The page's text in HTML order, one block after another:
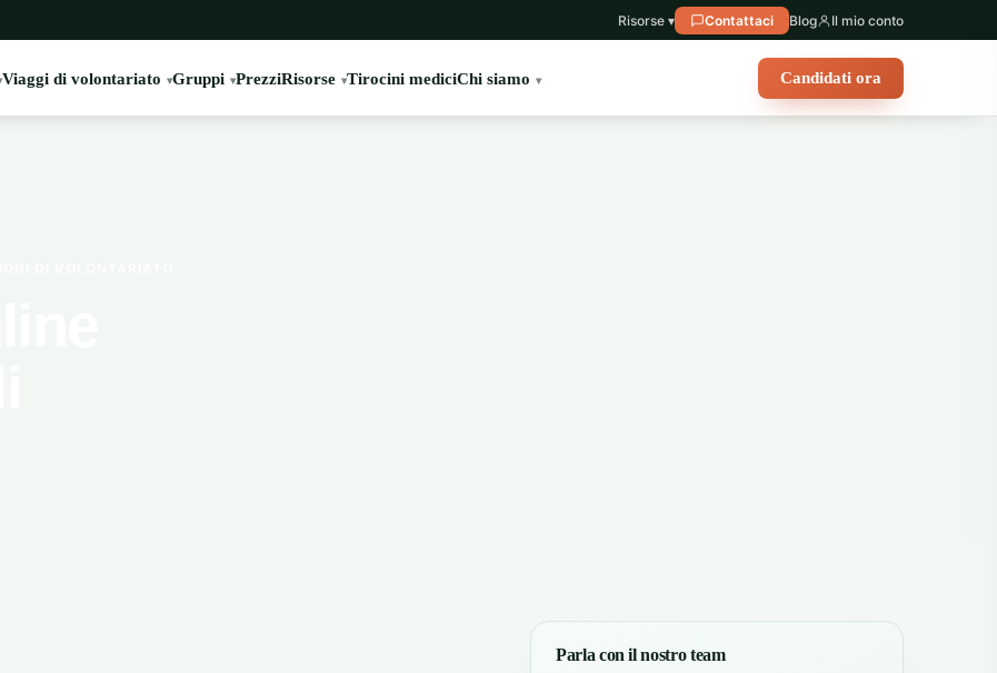
Risorse ▾ Contattaci Blog Il mio conto
Viaggi di volontariato Gruppi PrezziRisorse Tirocini mediciChi siamo Candidati ora
Parla con il nostro team